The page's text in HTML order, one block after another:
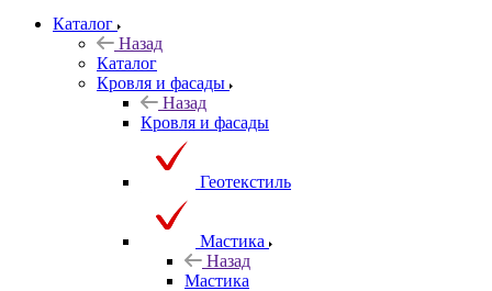
Каталог
Назад
Каталог
Кровля и фасады
Назад
Кровля и фасады
Геотекстиль
Мастика
Назад
Мастика